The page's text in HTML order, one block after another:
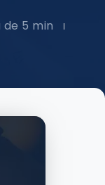
5 min